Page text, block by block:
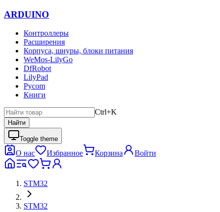
ARDUINO
Контроллеры
Расширения
Корпуса, шнуры, блоки питания
WeMos-LilyGo
DfRobot
LilyPad
Pycom
Книги
Ctrl+K
Найти
Toggle theme
О нас Избранное Корзина Войти
STM32
STM32